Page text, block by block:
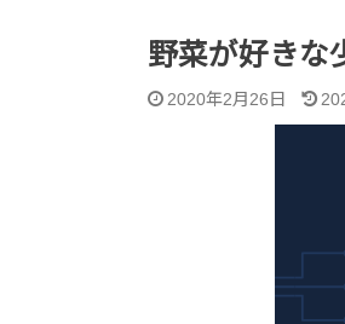
野菜が好きな
2020年2月26日